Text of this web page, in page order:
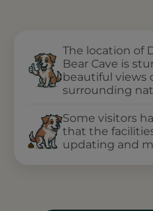
The location of
Bear Cave is
beautiful views
surrounding
Some visitors
that the
updating and